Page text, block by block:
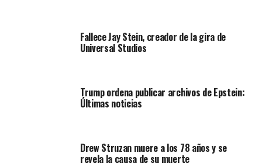
Fallece Jay Stein, creador de la gira de
Universal Studios
Trump ordena publicar archivos de Epstein:
Últimas noticias
Drew Struzan muere a los 78 años y se
revela la causa de su muerte